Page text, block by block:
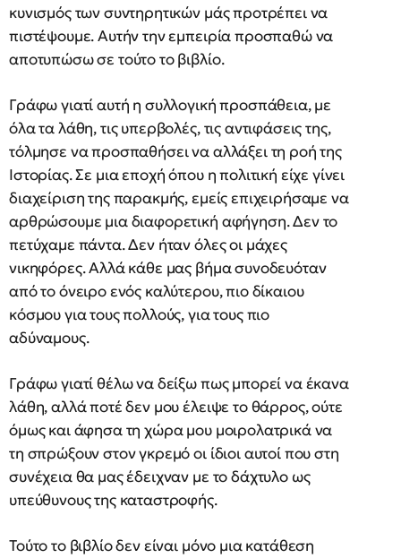
κυνισμός των συντηρητικών μάς προτρέπει να
πιστέψουμε. Αυτήν την εμπειρία προσπαθώ να
αποτυπώσω σε τούτο το βιβλίο.
Γράφω γιατί αυτή η συλλογική προσπάθεια, με
όλα τα λάθη, τις υπερβολές, τις αντιφάσεις της,
τόλμησε να προσπαθήσει να αλλάξει τη ροή της
Ιστορίας. Σε μια εποχή όπου η πολιτική είχε γίνει
διαχείριση της παρακμής, εμείς επιχειρήσαμε να
αρθρώσουμε μια διαφορετική αφήγηση. Δεν το
πετύχαμε πάντα. Δεν ήταν όλες οι μάχες
νικηφόρες. Αλλά κάθε μας βήμα συνοδευόταν
από το όνειρο ενός καλύτερου, πιο δίκαιου
κόσμου για τους πολλούς, για τους πιο
αδύναμους.
Γράφω γιατί θέλω να δείξω πως μπορεί να έκανα
λάθη, αλλά ποτέ δεν μου έλειψε το θάρρος, ούτε
όμως και άφησα τη χώρα μου μοιρολατρικά να
τη σπρώξουν στον γκρεμό οι ίδιοι αυτοί που στη
συνέχεια θα μας έδειχναν με το δάχτυλο ως
υπεύθυνους της καταστροφής.
Τούτο το βιβλίο δεν είναι μόνο μια κατάθεση